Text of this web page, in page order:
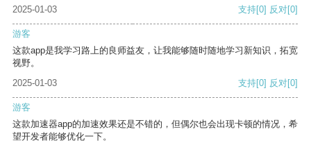
2025-01-03 支持[0] 反对[0]
游客
这款app是我学习路上的良师益友，让我能够随时随地学习新知识，拓宽
视野。
2025-01-03
支持[0] 反对[0]
游客
这款加速器app的加速效果还是不错的，但偶尔也会出现卡顿的情况，希
望开发者能够优化一下。